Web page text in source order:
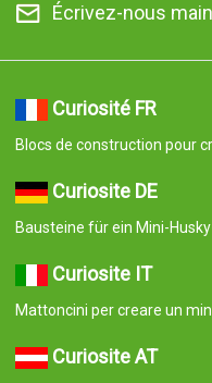
Écrivez-nous
Curiosité FR
Blocs de construction pour
Curiosite DE
Bausteine für ein Mini-
Curiosite IT
Mattoncini per creare un
Curiosite AT